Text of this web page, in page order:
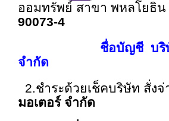
ออมทรัพย์ สาขา พหลโยธิน
90073-4
ชื่อบัญชี บริษัท 9
จำกัด
2.ชำระด้วยเช็คบริษัท สั่งจ่
มอเตอร์ จำกัด